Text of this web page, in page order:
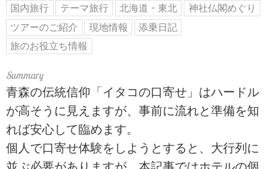
国内旅行 テーマ旅行 北海道・東北
神社仏閣めぐり
ツアーのご紹介
現地情報
添乗日記
旅のお役立ち情報
青森の伝統信仰「イタコの口寄せ」はハードル
が高そうに見えますが、事前に流れと準備を知
れば安心して臨めます。
個人で口寄せ体験をしようとすると、大行列に